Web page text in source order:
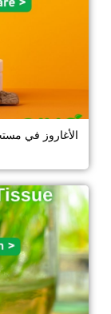
الأغاروز في